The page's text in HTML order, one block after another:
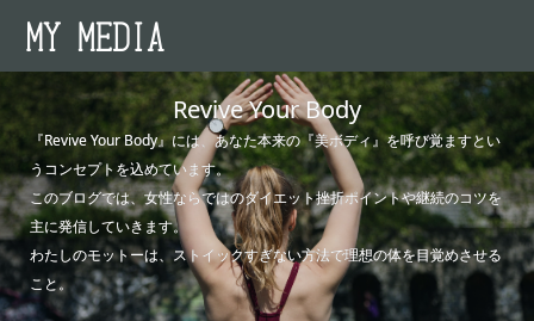
Revive Your Body
『Revive Your Body』には、あなた本来の『美ボディ』を呼び覚ますとい
うコンセプトを込めています。
このブログでは、女性ならではのダイエット挫折ポイントや継続のコツを
主に発信していきます。
わたしのモットーは、ストイックすぎない方法で理想の体を目覚めさせる
こと。